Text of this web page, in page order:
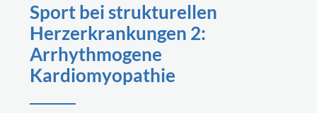
Sport bei strukturellen
Herzerkrankungen 2:
Arrhythmogene
Kardiomyopathie